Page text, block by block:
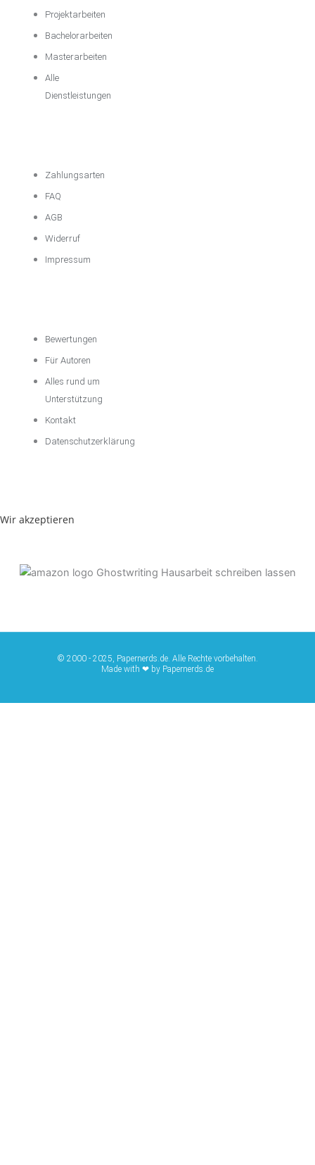
Projektarbeiten
Bachelorarbeiten
Masterarbeiten
Alle
Dienstleistungen
Zahlungsarten
FAQ
AGB
Widerruf
Impressum
Bewertungen
Für Autoren
Alles rund um
Unterstützung
Kontakt
Datenschutzerklärung
Wir akzeptieren
© 2000 - 2025, Papernerds.de. Alle Rechte vorbehalten.
Made with ❤ by Papernerds.de